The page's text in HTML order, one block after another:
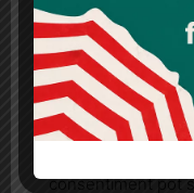
Més informació
Quan l’usuari crea
seu consentiment
consentiment pot